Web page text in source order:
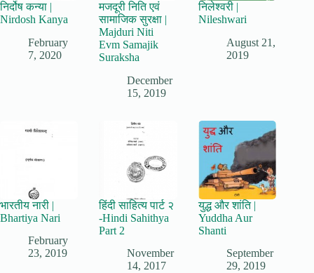
निर्दोष कन्या |
Nirdosh Kanya
February
7, 2020
मजदूरी निति एवं
सामाजिक सुरक्षा |
Majduri Niti
Evm Samajik
Suraksha
December
15, 2019
निलेश्वरी |
Nileshwari
August 21,
2019
भारतीय नारी |
Bhartiya Nari
February
23, 2019
हिंदी साहित्य पार्ट २
-Hindi Sahithya
Part 2
November
14, 2017
युद्ध और शांति |
Yuddha Aur
Shanti
September
29, 2019